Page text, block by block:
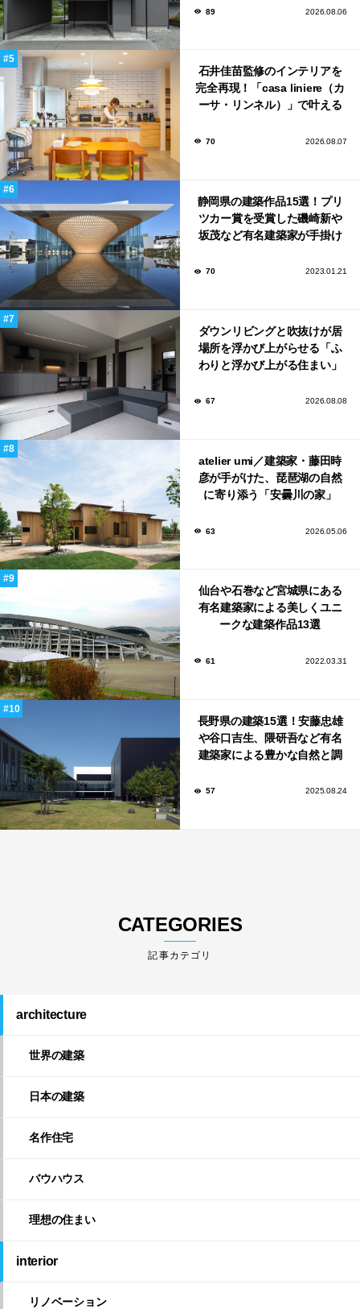
89 2026.08.06
石井佳苗監修のインテリアを
完全再現！「casa liniere（カ
ーサ・リンネル）」で叶える
70 2026.08.07
静岡県の建築作品15選！プリ
ツカー賞を受賞した磯崎新や
坂茂など有名建築家が手掛け
70 2023.01.21
ダウンリビングと吹抜けが居
場所を浮かび上がらせる「ふ
わりと浮かび上がる住まい」
67 2026.08.08
atelier umi／建築家・藤田時
彦が手がけた、琵琶湖の自然
に寄り添う「安曇川の家」
63 2026.05.06
仙台や石巻など宮城県にある
有名建築家による美しくユニ
ークな建築作品13選
61 2022.03.31
長野県の建築15選！安藤忠雄
や谷口吉生、隈研吾など有名
建築家による豊かな自然と調
57 2025.08.24
CATEGORIES
architecture
世界の建築
日本の建築
名作住宅
バウハウス
理想の住まい
interior
リノベーション